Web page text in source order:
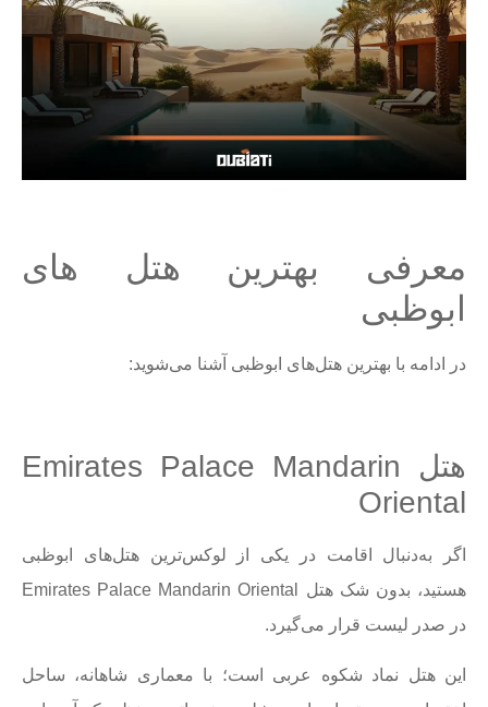
معرفی بهترین هتل های
ابوظبی
در ادامه با بهترین هتل‌های ابوظبی آشنا می‌شوید:
هتل Emirates Palace Mandarin
Oriental
اگر به‌دنبال اقامت در یکی از لوکس‌ترین هتل‌های ابوظبی
هستید، بدون شک هتل Emirates Palace Mandarin Oriental
در صدر لیست قرار می‌گیرد.
این هتل نماد شکوه عربی است؛ با معماری شاهانه، ساحل